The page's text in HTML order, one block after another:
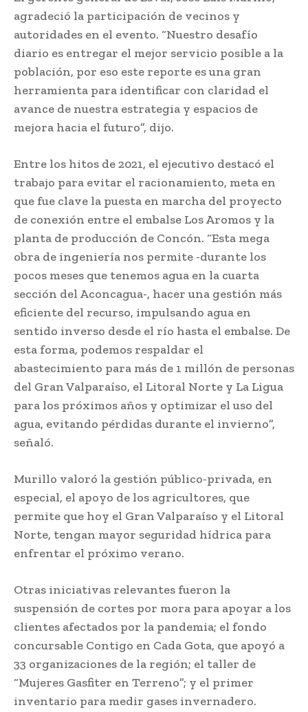
agradeció la participación de vecinos y
autoridades en el evento. “Nuestro desafío
diario es entregar el mejor servicio posible a la
población, por eso este reporte es una gran
herramienta para identificar con claridad el
avance de nuestra estrategia y espacios de
mejora hacia el futuro”, dijo.
Entre los hitos de 2021, el ejecutivo destacó el
trabajo para evitar el racionamiento, meta en
que fue clave la puesta en marcha del proyecto
de conexión entre el embalse Los Aromos y la
planta de producción de Concón. “Esta mega
obra de ingeniería nos permite -durante los
pocos meses que tenemos agua en la cuarta
sección del Aconcagua-, hacer una gestión más
eficiente del recurso, impulsando agua en
sentido inverso desde el río hasta el embalse. De
esta forma, podemos respaldar el
abastecimiento para más de 1 millón de personas
del Gran Valparaíso, el Litoral Norte y La Ligua
para los próximos años y optimizar el uso del
agua, evitando pérdidas durante el invierno”,
señaló.
Murillo valoró la gestión público-privada, en
especial, el apoyo de los agricultores, que
permite que hoy el Gran Valparaíso y el Litoral
Norte, tengan mayor seguridad hídrica para
enfrentar el próximo verano.
Otras iniciativas relevantes fueron la
suspensión de cortes por mora para apoyar a los
clientes afectados por la pandemia; el fondo
concursable Contigo en Cada Gota, que apoyó a
33 organizaciones de la región; el taller de
“Mujeres Gasfiter en Terreno”; y el primer
inventario para medir gases invernadero.